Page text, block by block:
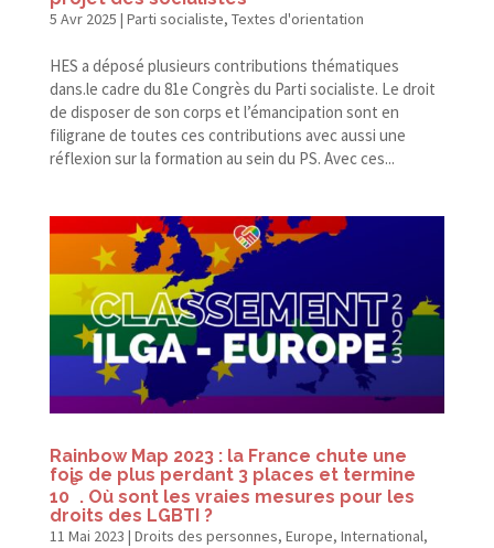
5 Avr 2025 | Parti socialiste, Textes d'orientation
HES a déposé plusieurs contributions thématiques
dans.le cadre du 81e Congrès du Parti socialiste. Le droit
de disposer de son corps et l’émancipation sont en
filigrane de toutes ces contributions avec aussi une
réflexion sur la formation au sein du PS. Avec ces...
Rainbow Map 2023 : la France chute une
fois de plus perdant 3 places et termine
10
e
. Où sont les vraies mesures pour les
droits des LGBTI ?
11 Mai 2023 | Droits des personnes, Europe, International,